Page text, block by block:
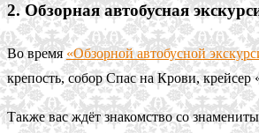
2. Обзорная автобусная
Во время«Обзорной автобусной
крепость, собор Спас на Крови,
Также вас ждёт знакомство со